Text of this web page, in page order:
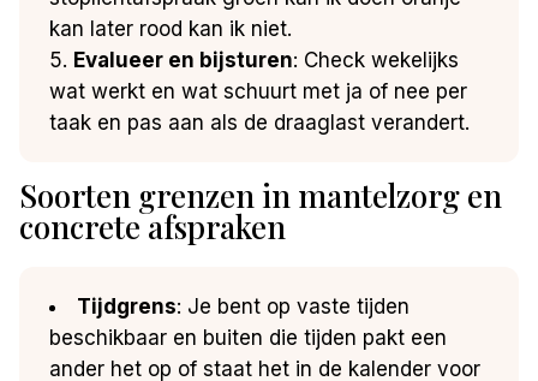
kan later rood kan ik niet.
Evalueer en bijsturen: Check wekelijks
wat werkt en wat schuurt met ja of nee per
taak en pas aan als de draaglast verandert.
Soorten grenzen in mantelzorg en
concrete afspraken
Tijdgrens: Je bent op vaste tijden
beschikbaar en buiten die tijden pakt een
ander het op of staat het in de kalender voor